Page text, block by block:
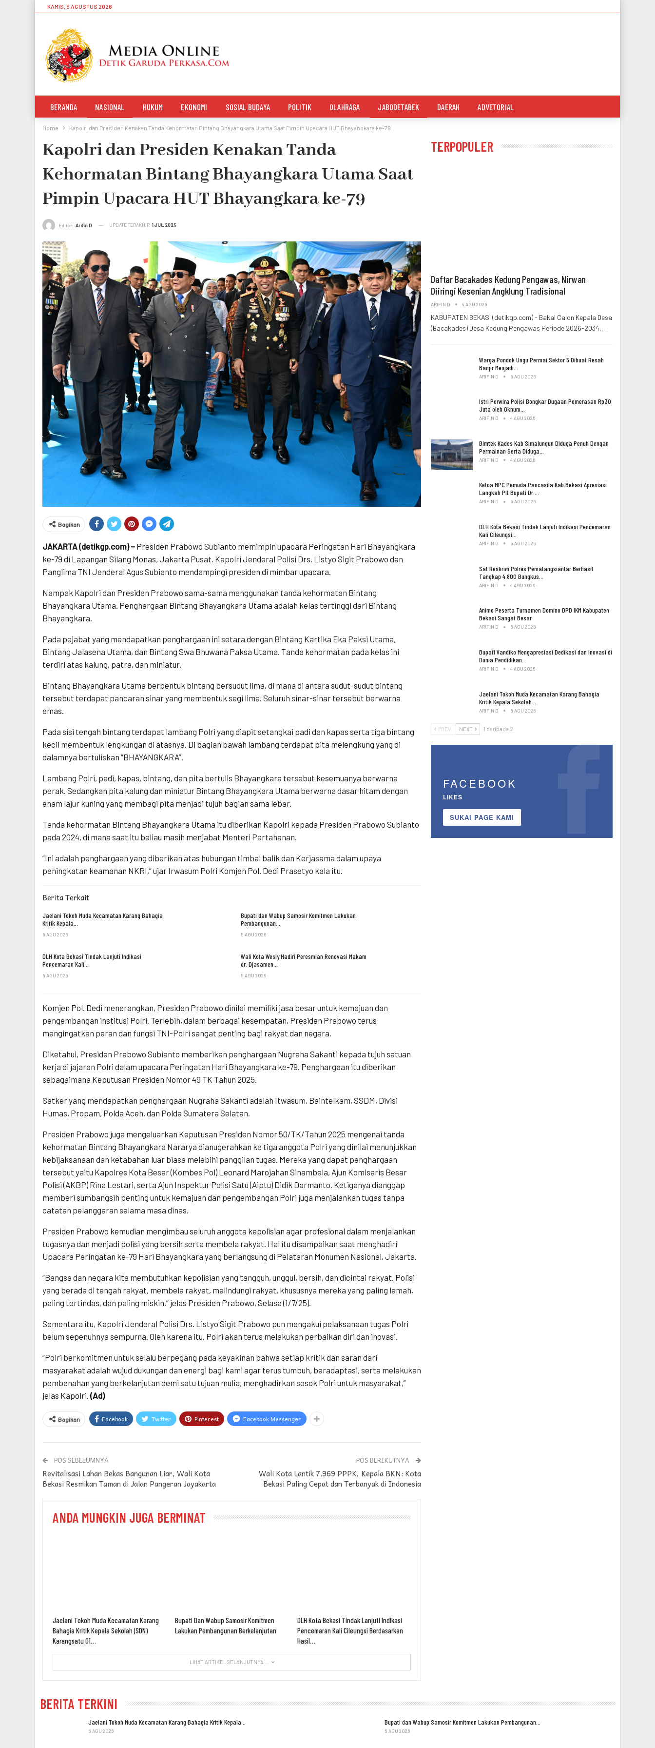
KAMIS, 6 AGUSTUS 2026
BERANDA NASIONAL HUKUM EKONOMI SOSIAL BUDAYA POLITIK OLAHRAGA JABODETABEK DAERAH ADVETORIAL
Home Kapolri dan Presiden Kenakan Tanda Kehormatan Bintang Bhayangkara Utama Saat Pimpin Upacara HUT Bhayangkara ke-79
Kapolri dan Presiden Kenakan Tanda
Kehormatan Bintang Bhayangkara Utama Saat
Pimpin Upacara HUT Bhayangkara ke-79
Editor: Arifin D UPDATE TERAKHIR 1 JUL 2025
Bagikan
JAKARTA (detikgp.com) – Presiden Prabowo Subianto memimpin upacara Peringatan Hari Bhayangkara
ke-79 di Lapangan Silang Monas, Jakarta Pusat. Kapolri Jenderal Polisi Drs. Listyo Sigit Prabowo dan
Panglima TNI Jenderal Agus Subianto mendampingi presiden di mimbar upacara.
Nampak Kapolri dan Presiden Prabowo sama-sama menggunakan tanda kehormatan Bintang
Bhayangkara Utama. Penghargaan Bintang Bhayangkara Utama adalah kelas tertinggi dari Bintang
Bhayangkara.
Pada pejabat yang mendapatkan penghargaan ini setara dengan Bintang Kartika Eka Paksi Utama,
Bintang Jalasena Utama, dan Bintang Swa Bhuwana Paksa Utama. Tanda kehormatan pada kelas ini
terdiri atas kalung, patra, dan miniatur.
Bintang Bhayangkara Utama berbentuk bintang bersudut lima, di mana di antara sudut-sudut bintang
tersebut terdapat pancaran sinar yang membentuk segi lima. Seluruh sinar-sinar tersebut berwarna
emas.
Pada sisi tengah bintang terdapat lambang Polri yang diapit setangkai padi dan kapas serta tiga bintang
kecil membentuk lengkungan di atasnya. Di bagian bawah lambang terdapat pita melengkung yang di
dalamnya bertuliskan “BHAYANGKARA”.
Lambang Polri, padi, kapas, bintang, dan pita bertulis Bhayangkara tersebut kesemuanya berwarna
perak. Sedangkan pita kalung dan miniatur Bintang Bhayangkara Utama berwarna dasar hitam dengan
enam lajur kuning yang membagi pita menjadi tujuh bagian sama lebar.
Tanda kehormatan Bintang Bhayangkara Utama itu diberikan Kapolri kepada Presiden Prabowo Subianto
pada 2024, di mana saat itu beliau masih menjabat Menteri Pertahanan.
“Ini adalah penghargaan yang diberikan atas hubungan timbal balik dan Kerjasama dalam upaya
peningkatan keamanan NKRI,” ujar Irwasum Polri Komjen Pol. Dedi Prasetyo kala itu.
Berita Terkait
Jaelani Tokoh Muda Kecamatan Karang Bahagia
Kritik Kepala…
5 AGU 2026
Bupati dan Wabup Samosir Komitmen Lakukan
Pembangunan…
5 AGU 2026
DLH Kota Bekasi Tindak Lanjuti Indikasi
Pencemaran Kali…
5 AGU 2026
Wali Kota Wesly Hadiri Peresmian Renovasi Makam
dr. Djasamen…
5 AGU 2026
Komjen Pol. Dedi menerangkan, Presiden Prabowo dinilai memiliki jasa besar untuk kemajuan dan
pengembangan institusi Polri. Terlebih, dalam berbagai kesempatan, Presiden Prabowo terus
mengingatkan peran dan fungsi TNI-Polri sangat penting bagi rakyat dan negara.
Diketahui, Presiden Prabowo Subianto memberikan penghargaan Nugraha Sakanti kepada tujuh satuan
kerja di jajaran Polri dalam upacara Peringatan Hari Bhayangkara ke-79. Penghargaan itu diberikan
sebagaimana Keputusan Presiden Nomor 49 TK Tahun 2025.
Satker yang mendapatkan penghargaan Nugraha Sakanti adalah Itwasum, Baintelkam, SSDM, Divisi
Humas, Propam, Polda Aceh, dan Polda Sumatera Selatan.
Presiden Prabowo juga mengeluarkan Keputusan Presiden Nomor 50/TK/Tahun 2025 mengenai tanda
kehormatan Bintang Bhayangkara Nararya dianugerahkan ke tiga anggota Polri yang dinilai menunjukkan
kebijaksanaan dan ketabahan luar biasa melebihi panggilan tugas. Mereka yang dapat penghargaan
tersebut yaitu Kapolres Kota Besar (Kombes Pol) Leonard Marojahan Sinambela, Ajun Komisaris Besar
Polisi (AKBP) Rina Lestari, serta Ajun Inspektur Polisi Satu (Aiptu) Didik Darmanto. Ketiganya dianggap
memberi sumbangsih penting untuk kemajuan dan pengembangan Polri juga menjalankan tugas tanpa
catatan pelanggaran selama masa dinas.
Presiden Prabowo kemudian mengimbau seluruh anggota kepolisian agar profesional dalam menjalankan
tugasnya dan menjadi polisi yang bersih serta membela rakyat. Hal itu disampaikan saat menghadiri
Upacara Peringatan ke-79 Hari Bhayangkara yang berlangsung di Pelataran Monumen Nasional, Jakarta.
“Bangsa dan negara kita membutuhkan kepolisian yang tangguh, unggul, bersih, dan dicintai rakyat. Polisi
yang berada di tengah rakyat, membela rakyat, melindungi rakyat, khususnya mereka yang paling lemah,
paling tertindas, dan paling miskin,” jelas Presiden Prabowo, Selasa (1/7/25).
Sementara itu, Kapolri Jenderal Polisi Drs. Listyo Sigit Prabowo pun mengakui pelaksanaan tugas Polri
belum sepenuhnya sempurna. Oleh karena itu, Polri akan terus melakukan perbaikan diri dan inovasi.
“Polri berkomitmen untuk selalu berpegang pada keyakinan bahwa setiap kritik dan saran dari
masyarakat adalah wujud dukungan dan energi bagi kami agar terus tumbuh, beradaptasi, serta melakukan
pembenahan yang berkelanjutan demi satu tujuan mulia, menghadirkan sosok Polri untuk masyarakat,”
jelas Kapolri. (Ad)
Bagikan Facebook Twitter Pinterest Facebook Messenger
POS SEBELUMNYA
Revitalisasi Lahan Bekas Bangunan Liar, Wali Kota
Bekasi Resmikan Taman di Jalan Pangeran Jayakarta
POS BERIKUTNYA
Wali Kota Lantik 7.969 PPPK, Kepala BKN: Kota
Bekasi Paling Cepat dan Terbanyak di Indonesia
ANDA MUNGKIN JUGA BERMINAT
Jaelani Tokoh Muda Kecamatan Karang
Bahagia Kritik Kepala Sekolah (SDN)
Karangsatu 01…
Bupati Dan Wabup Samosir Komitmen
Lakukan Pembangunan Berkelanjutan
DLH Kota Bekasi Tindak Lanjuti Indikasi
Pencemaran Kali Cileungsi Berdasarkan
Hasil…
LIHAT ARTIKEL SELANJUTNYA ...
TERPOPULER
Daftar Bacakades Kedung Pengawas, Nirwan
Diiringi Kesenian Angklung Tradisional
ARIFIN D 4 AGU 2026
KABUPATEN BEKASI (detikgp.com) - Bakal Calon Kepala Desa
(Bacakades) Desa Kedung Pengawas Periode 2026-2034,…
Warga Pondok Ungu Permai Sektor 5 Dibuat Resah
Banjir Menjadi…
ARIFIN D 5 AGU 2026
Istri Perwira Polisi Bongkar Dugaan Pemerasan Rp30
Juta oleh Oknum…
ARIFIN D 4 AGU 2026
Bimtek Kades Kab Simalungun Diduga Penuh Dengan
Permainan Serta Diduga…
ARIFIN D 4 AGU 2026
Ketua MPC Pemuda Pancasila Kab.Bekasi Apresiasi
Langkah Plt Bupati Dr.…
ARIFIN D 5 AGU 2026
DLH Kota Bekasi Tindak Lanjuti Indikasi Pencemaran
Kali Cileungsi…
ARIFIN D 5 AGU 2026
Sat Reskrim Polres Pematangsiantar Berhasil
Tangkap 4.800 Bungkus…
ARIFIN D 4 AGU 2026
Animo Peserta Turnamen Domino DPD IKM Kabupaten
Bekasi Sangat Besar
ARIFIN D 5 AGU 2026
Bupati Vandiko Mengapresiasi Dedikasi dan Inovasi di
Dunia Pendidikan…
ARIFIN D 4 AGU 2026
Jaelani Tokoh Muda Kecamatan Karang Bahagia
Kritik Kepala Sekolah…
ARIFIN D 5 AGU 2026
PREV NEXT 1 daripada 2
FACEBOOK
LIKES
SUKAI PAGE KAMI
BERITA TERKINI
Jaelani Tokoh Muda Kecamatan Karang Bahagia Kritik Kepala…
5 AGU 2026
Bupati dan Wabup Samosir Komitmen Lakukan Pembangunan…
5 AGU 2026